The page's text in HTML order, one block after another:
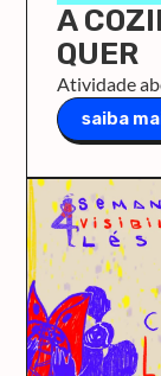
A
QUER
Atividade
saiba